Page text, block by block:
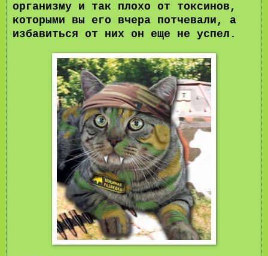
организму и так плохо от токсинов,
которыми вы его вчера потчевали, а
избавиться от них он еще не успел.